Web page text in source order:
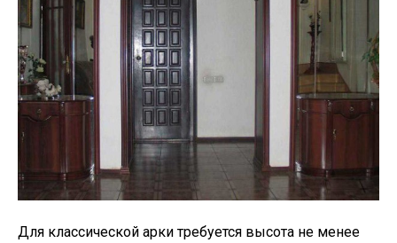
Для классической арки требуется высота не менее